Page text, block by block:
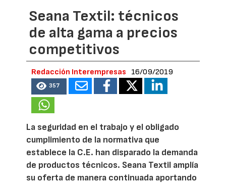
Seana Textil: técnicos
de alta gama a precios
competitivos
Redacción Interempresas 16/09/2019
357
La seguridad en el trabajo y el obligado
cumplimiento de la normativa que
establece la C.E. han disparado la demanda
de productos técnicos. Seana Textil amplía
su oferta de manera continuada aportando